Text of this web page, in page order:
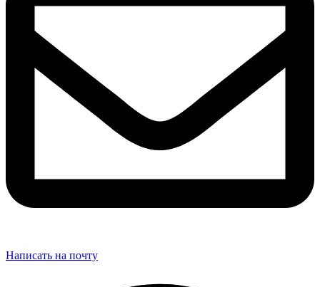
Написать на почту